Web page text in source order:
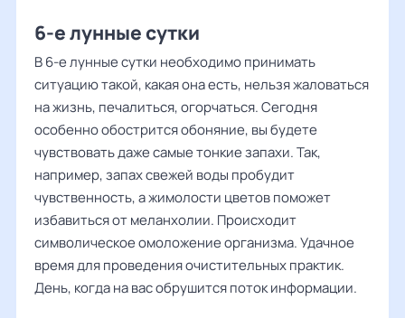
6-е лунные сутки
В 6-е лунные сутки необходимо принимать
ситуацию такой, какая она есть, нельзя жаловаться
на жизнь, печалиться, огорчаться. Сегодня
особенно обострится обоняние, вы будете
чувствовать даже самые тонкие запахи. Так,
например, запах свежей воды пробудит
чувственность, а жимолости цветов поможет
избавиться от меланхолии. Происходит
символическое омоложение организма. Удачное
время для проведения очистительных практик.
День, когда на вас обрушится поток информации.